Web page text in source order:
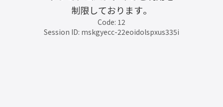
制限しております。
Code: 12
Session ID: mskgyecc-22eoidolspxus335i